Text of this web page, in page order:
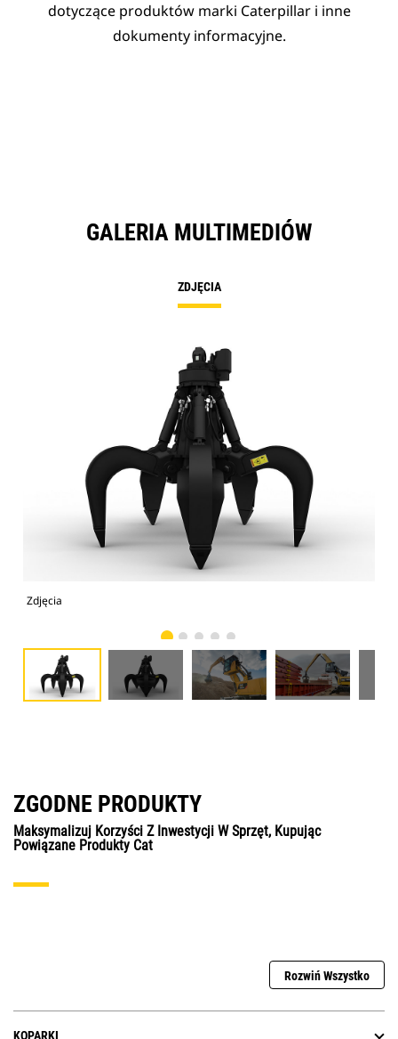
dotyczące produktów marki Caterpillar i inne
dokumenty informacyjne.
GALERIA MULTIMEDIÓW
ZDJĘCIA
Zdjęcia
ZGODNE PRODUKTY
Maksymalizuj Korzyści Z Inwestycji W Sprzęt, Kupując
Powiązane Produkty Cat
Rozwiń Wszystko
KOPARKI